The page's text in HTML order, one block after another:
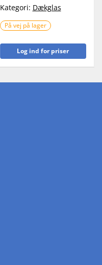
Kategori: Dækglas
På vej på lager
Log ind for priser